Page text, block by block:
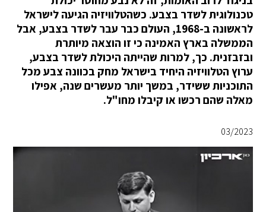
טכנולוגית לשדר בצבע. כשהטלוויזיה הגיעה לישראל
לראשונה ב-1968, העולם כבר עבר לשדר בצבע, אבל
הממשלה בארץ האמינה כי זו הוצאה מיותרת
ובזבזנית. כך, למרות שהייתה היכולת לשדר בצבע,
ערוץ הטלוויזיה היחיד בישראל מחק בכוונה צבע מכל
התוכניות ששידר, במשך יותר מעשרים שנה, אפילו
מאלה שהם רכשו או קיבלו מחו"ל.
03/2023